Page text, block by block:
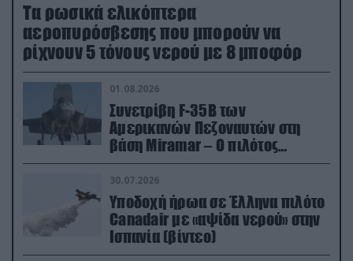
Τα ρωσικά ελικόπτερα
αεροπυρόσβεσης που μπορούν να
ρίχνουν 5 τόνους νερού με 8 μποφόρ
01.08.2026
Συνετρίβη F-35B των
Αμερικανών Πεζοναυτών στη
βάση Miramar – Ο πιλότος
εκτινάχθηκε εγκαίρως
30.07.2026
Υποδοχή ήρωα σε Έλληνα πιλότο
Canadair με «αψίδα νερού» στην
Ισπανία (βίντεο)